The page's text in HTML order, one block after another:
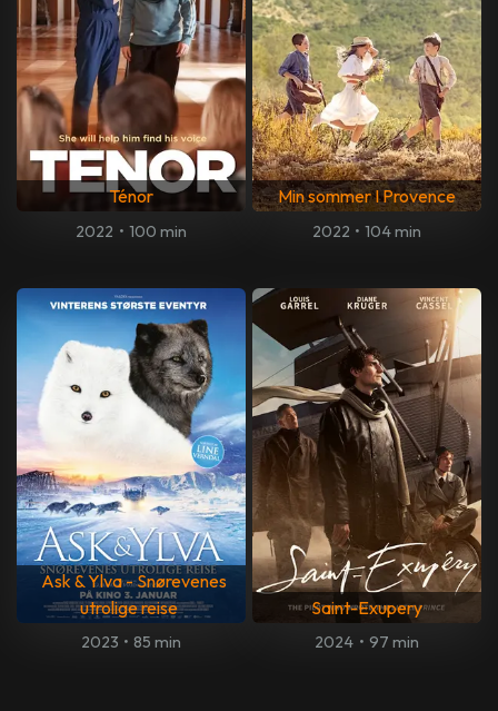
Ténor
2022 • 100 min
Min sommer I Provence
2022 • 104 min
Ask & Ylva - Snørevenes
utrolige reise
2023 • 85 min
Saint-Exupery
2024 • 97 min